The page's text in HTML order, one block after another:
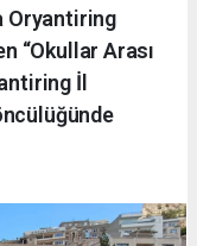
Oryantiring
“Okullar Arası
İl